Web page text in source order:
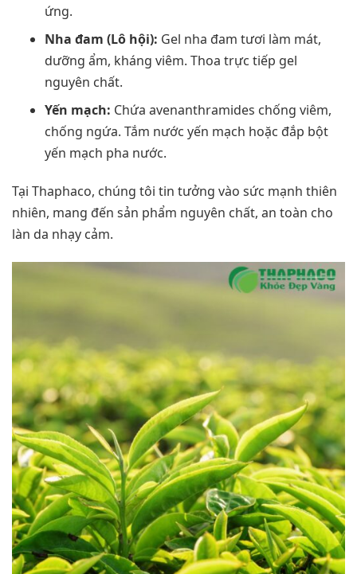
ứng.
Nha đam (Lô hội): Gel nha đam tươi làm mát,
dưỡng ẩm, kháng viêm. Thoa trực tiếp gel
nguyên chất.
Yến mạch: Chứa avenanthramides chống viêm,
chống ngứa. Tắm nước yến mạch hoặc đắp bột
yến mạch pha nước.
Tại Thaphaco, chúng tôi tin tưởng vào sức mạnh thiên
nhiên, mang đến sản phẩm nguyên chất, an toàn cho
làn da nhạy cảm.